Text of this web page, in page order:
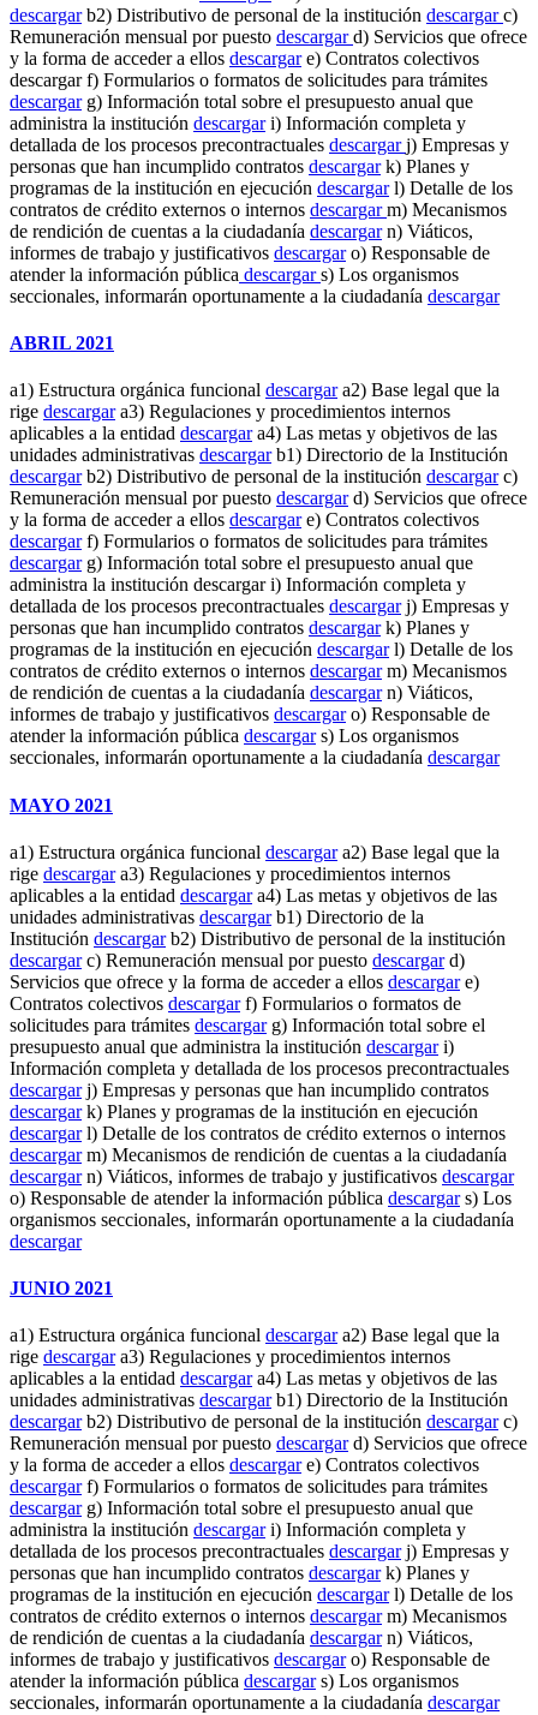
descargarb2) Distributivo de personal de la institución descargarc)
Remuneración mensual por puesto descargard) Servicios que ofrece
y la forma de acceder a ellos descargare) Contratos colectivos
descargar f) Formularios o formatos de solicitudes para trámites
descargarg) Información total sobre el presupuesto anual que
administra la institución descargari) Información completa y
detallada de los procesos precontractuales descargarj) Empresas y
personas que han incumplido contratos descargark) Planes y
programas de la institución en ejecución descargarl) Detalle de los
contratos de crédito externos o internos descargarm) Mecanismos
de rendición de cuentas a la ciudadanía descargarn) Viáticos,
informes de trabajo y justificativos descargaro) Responsable de
atender la información pública descargars) Los organismos
seccionales, informarán oportunamente a la ciudadanía descargar
ABRIL 2021
a1) Estructura orgánica funcional descargara2) Base legal que la
rige descargara3) Regulaciones y procedimientos internos
aplicables a la entidad descargara4) Las metas y objetivos de las
unidades administrativas descargarb1) Directorio de la Institución
descargarb2) Distributivo de personal de la institución descargarc)
Remuneración mensual por puesto descargard) Servicios que ofrece
y la forma de acceder a ellos descargare) Contratos colectivos
descargarf) Formularios o formatos de solicitudes para trámites
descargarg) Información total sobre el presupuesto anual que
administra la institución descargar i) Información completa y
detallada de los procesos precontractuales descargarj) Empresas y
personas que han incumplido contratos descargark) Planes y
programas de la institución en ejecución descargarl) Detalle de los
contratos de crédito externos o internos descargarm) Mecanismos
de rendición de cuentas a la ciudadanía descargarn) Viáticos,
informes de trabajo y justificativos descargaro) Responsable de
atender la información pública descargars) Los organismos
seccionales, informarán oportunamente a la ciudadanía descargar
MAYO 2021
a1) Estructura orgánica funcional descargara2) Base legal que la
rige descargara3) Regulaciones y procedimientos internos
aplicables a la entidad descargara4) Las metas y objetivos de las
unidades administrativas descargarb1) Directorio de la
Institución descargarb2) Distributivo de personal de la institución
descargarc) Remuneración mensual por puesto descargard)
Servicios que ofrece y la forma de acceder a ellos descargare)
Contratos colectivos descargarf) Formularios o formatos de
solicitudes para trámites descargarg) Información total sobre el
presupuesto anual que administra la institución descargari)
Información completa y detallada de los procesos precontractuales
descargarj) Empresas y personas que han incumplido contratos
descargark) Planes y programas de la institución en ejecución
descargarl) Detalle de los contratos de crédito externos o internos
descargarm) Mecanismos de rendición de cuentas a la ciudadanía
descargarn) Viáticos, informes de trabajo y justificativos descargar
o) Responsable de atender la información pública descargars) Los
organismos seccionales, informarán oportunamente a la ciudadanía
descargar
JUNIO 2021
a1) Estructura orgánica funcional descargara2) Base legal que la
rige descargara3) Regulaciones y procedimientos internos
aplicables a la entidad descargara4) Las metas y objetivos de las
unidades administrativas descargarb1) Directorio de la Institución
descargarb2) Distributivo de personal de la institución descargarc)
Remuneración mensual por puesto descargard) Servicios que ofrece
y la forma de acceder a ellos descargare) Contratos colectivos
descargarf) Formularios o formatos de solicitudes para trámites
descargarg) Información total sobre el presupuesto anual que
administra la institución descargari) Información completa y
detallada de los procesos precontractuales descargarj) Empresas y
personas que han incumplido contratos descargark) Planes y
programas de la institución en ejecución descargarl) Detalle de los
contratos de crédito externos o internos descargarm) Mecanismos
de rendición de cuentas a la ciudadanía descargarn) Viáticos,
informes de trabajo y justificativos descargaro) Responsable de
atender la información pública descargars) Los organismos
seccionales, informarán oportunamente a la ciudadanía descargar